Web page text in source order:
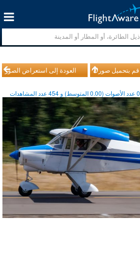
العودة إلى استعراض الصور قم بتحميل صورك
0عدد الأصوات (0.00المتوسط) و 454عدد المشاهدات